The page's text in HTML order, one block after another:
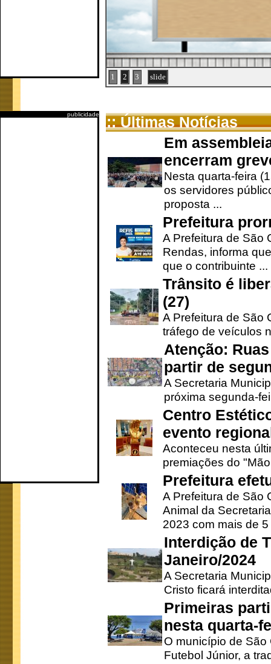
publicidade
1 2 3 slide
:: Últimas Notícias
Em
encerram
Nesta quarta-feira
os servidores
proposta ...
Prefeitura
A Prefeitura de São
Rendas, informa
que o contribuinte ...
Trânsito é
(27)
A Prefeitura de São
tráfego de veículos
Atenção:
partir de
A Secretaria
próxima segunda-
Centro
evento
Aconteceu nesta
premiações do
Prefeitura
A Prefeitura de São
Animal da
2023 com mais de 5
Interdição de
Janeiro/2024
A Secretaria
Cristo ficará
Primeiras
nesta quarta-
O município de
Futebol Júnior, a